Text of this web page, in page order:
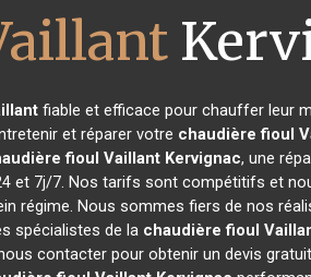
fiable et efficace pour chauffer leur
et réparer votre chaudière fioul
fioul Vaillant Kervignac, une
et 7j/7. Nos tarifs sont compétitifs et
régime. Nous sommes fiers de nos
spécialistes de la chaudière fioul
contacter pour obtenir un devis